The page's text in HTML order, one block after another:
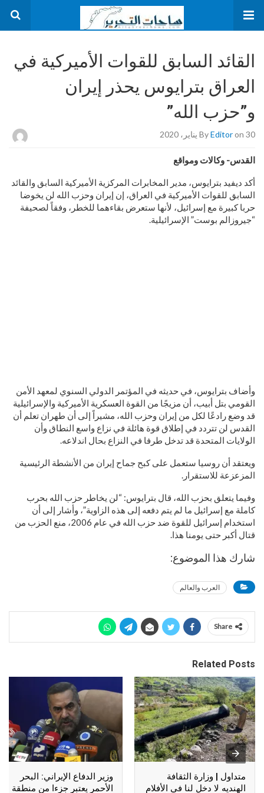
القائد السابق للقوات الأميركية في
العراق بترايوس يحذر إيران
و”حزب الله”
ByEditoron 30 يناير، 2020
القدس- وكالات ومواقع
أكد ديفيد بترايوس، مدير المخابرات المركزية الأميركية السابق والقائد
السابق للقوات الأميركية في العراق، إن إيران وحزب الله لن يخوضا
حربا كبيرة مع إسرائيل، لأنها ستعرض بقاءهما للخطر، وفقاً لصحيفة
“جيروزالم بوست” الإسرائيلية.
وأضاف بترايوس، في حديثه في المؤتمر الدولي السنوي لمعهد الأمن
القومي بتل أبيب، أن مزيجًا من القوة العسكرية الأميركية والإسرائيلية
قد وضع رادعًا لكل من إيران وحزب الله، مشيراً إلى أن طهران تعلم أن
القدس لن تتردد في إطلاق قوة هائلة في نزاع واسع النطاق وأن
الولايات المتحدة قد تدخل طرفا في النزاع بحال اندلاعه.
ويعتقد أن روسيا ستعمل على كبح جماح إيران من الأنشطة الرئيسية
المزعزعة للاستقرار.
وفيما يتعلق بحزب الله، قال بترايوس: “لن يخاطر حزب الله بحرب
كاملة مع إسرائيل ما لم يتم دفعه إلى هذه الزاوية”، وأشار إلى أن
استخدام إسرائيل للقوة ضد حزب الله في عام 2006، منع الحزب من
قتال أكبر حتى يومنا هذا.
شارك هذا الموضوع:
العرب والعالم
Share
Related Posts
متداول | وزارة الثقافة
الهنديه لا دخل لنا في الأفلام
وزير الدفاع الإيراني: البحر
الأحمر يعتبر جزءا من منطقة